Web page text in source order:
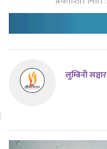
लुम्बिनी सञ्चार